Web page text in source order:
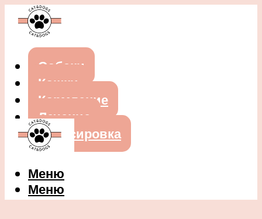
Собаки
Кошки
Кормление
Лечение
Дрессировка
Меню
Меню